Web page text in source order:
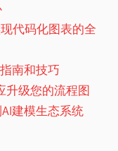
代码化图表的全
南和技巧
升级您的流程图
建模生态系统